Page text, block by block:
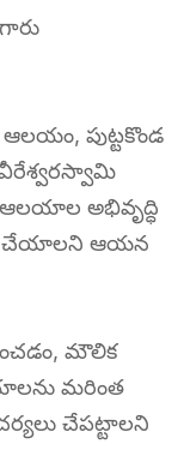
ఆలయం, పుట్టకొండ
వీరేశ్వరస్వామి
ఆలయాల అభివృద్ధి
చేయాలని ఆయన
మౌలిక
మరింత
చేపట్టాలని